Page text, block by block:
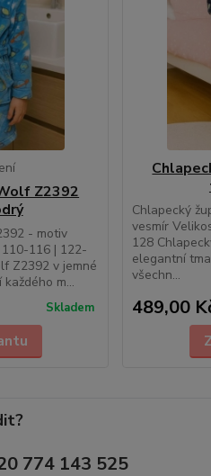
Z2392
- motiv
116 | 122-
Z2392 v jemné
m...
Skladem
Chlapecký
vesmír
128
elegantní
všechn...
489,00
774 143 525